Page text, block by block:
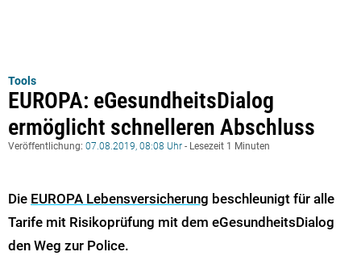
Tools
EUROPA: eGesundheitsDialog
ermöglicht schnelleren Abschluss
Veröffentlichung: 07.08.2019, 08:08 Uhr - Lesezeit 1 Minuten
Die EUROPA Lebensversicherung beschleunigt für alle
Tarife mit Risikoprüfung mit dem eGesundheitsDialog
den Weg zur Police.